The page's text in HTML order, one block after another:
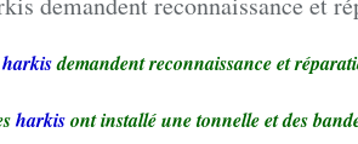
harkisdemandent reconnaissance et
harkisont installé une tonnelle et des